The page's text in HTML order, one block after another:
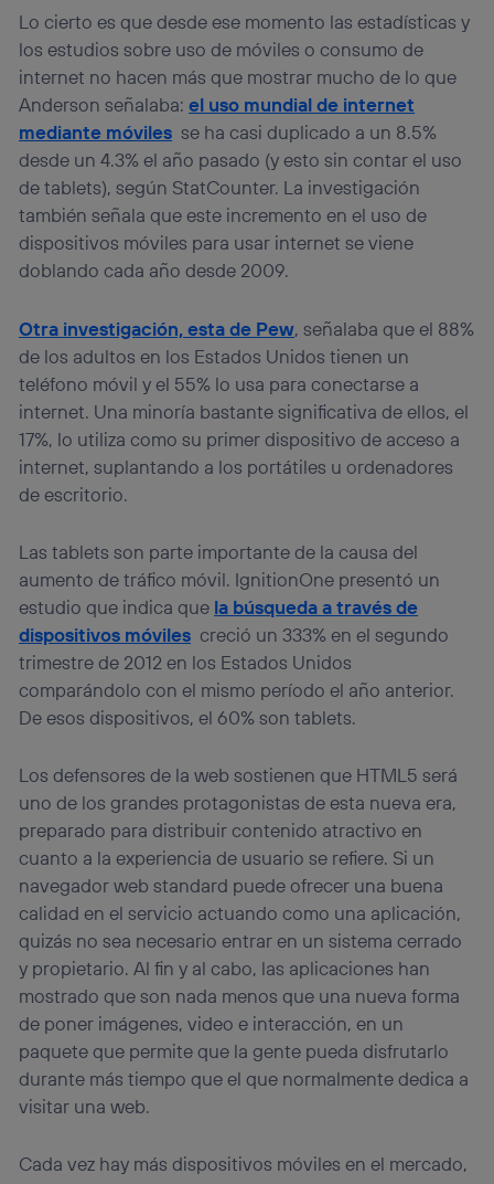
Lo cierto es que desde ese momento las estadísticas y
los estudios sobre uso de móviles o consumo de
internet no hacen más que mostrar mucho de lo que
Anderson señalaba:el uso mundial de internet
mediante móviles se ha casi duplicado a un 8.5%
desde un 4.3% el año pasado (y esto sin contar el uso
de tablets), según StatCounter. La investigación
también señala que este incremento en el uso de
dispositivos móviles para usar internet se viene
doblando cada año desde 2009.
Otra investigación, esta de Pew, señalaba que el 88%
de los adultos en los Estados Unidos tienen un
teléfono móvil y el 55% lo usa para conectarse a
internet. Una minoría bastante significativa de ellos, el
17%, lo utiliza como su primer dispositivo de acceso a
internet, suplantando a los portátiles u ordenadores
de escritorio.
Las tablets son parte importante de la causa del
aumento de tráfico móvil. IgnitionOne presentó un
estudio que indica que la búsqueda a través de
dispositivos móviles creció un 333% en el segundo
trimestre de 2012 en los Estados Unidos
comparándolo con el mismo período el año anterior.
De esos dispositivos, el 60% son tablets.
Los defensores de la web sostienen que HTML5 será
uno de los grandes protagonistas de esta nueva era,
preparado para distribuir contenido atractivo en
cuanto a la experiencia de usuario se refiere. Si un
navegador web standard puede ofrecer una buena
calidad en el servicio actuando como una aplicación,
quizás no sea necesario entrar en un sistema cerrado
y propietario. Al fin y al cabo, las aplicaciones han
mostrado que son nada menos que una nueva forma
de poner imágenes, video e interacción, en un
paquete que permite que la gente pueda disfrutarlo
durante más tiempo que el que normalmente dedica a
visitar una web.
Cada vez hay más dispositivos móviles en el mercado,
lo que cualquier persona que conecte su dispositivo y
consienta el uso de la tecnología recibirá el mismo
identificador. Típicamente:
Si utilizas unaconexión de banda ancha (p. ej., Wi-Fi),
el marketing o análisis se realizará en función de las
actividades de navegación de los miembros del hogar
que hayan dado su consentimiento.
Si utilizas
datos móviles
, el marketing será más
personalizado, ya que se basará únicamente en la
navegación del usuario del móvil.
Puedes gestionar los consentimientos Utiq seleccionando
“Administrar Utiq” en la parte inferior de esta página web o
la política de privacidad de Utiq.